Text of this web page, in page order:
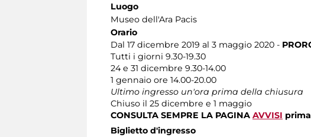
Luogo
Museo dell'Ara Pacis
Orario
Dal 17 dicembre 2019 al 3 maggio 2020 -
Tutti i giorni 9.30-19.30
24 e 31 dicembre 9.30-14.00
1 gennaio ore 14.00-20.00
Ultimo ingresso un'ora prima della chiusura
Chiuso il 25 dicembre e 1 maggio
CONSULTA SEMPRE LA PAGINA AVVISI
Biglietto d'ingresso